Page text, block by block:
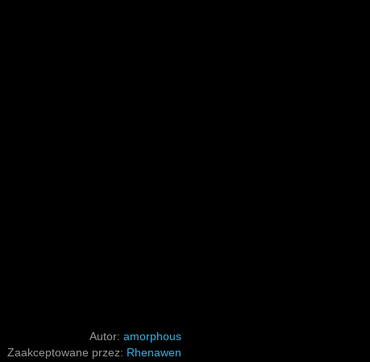
Autor: amorphous
Zaakceptowane przez: Rhenawen